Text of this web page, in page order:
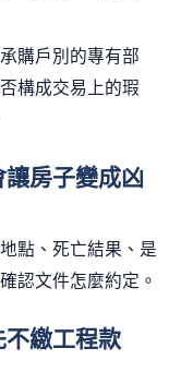
購戶別的專有部
構成交易上的瑕
房子變成凶
點、死亡結果、是
認文件怎麼約定。
不繳工程款